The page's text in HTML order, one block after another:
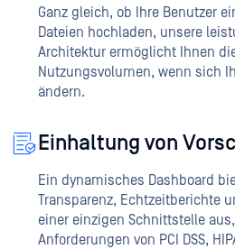
Ganz gleich, ob Ihre Benutzer
Dateien hochladen, unsere
Architektur ermöglicht Ihnen
Nutzungsvolumen, wenn sich
ändern.
Einhaltung von
Ein dynamisches Dashboard
Transparenz, Echtzeitberichte
einer einzigen Schnittstelle
Anforderungen von PCI DSS,